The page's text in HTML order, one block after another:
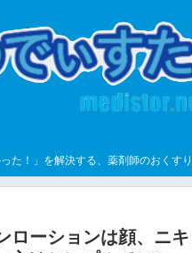
った！」を解決する、薬剤師のおくす
ローションは顔、ニ